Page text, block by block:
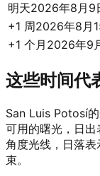
明天2026年8月9
+1 周2026年8月
+1 个月 2026年9
这些时间代
San Luis Potosí
可用的曙光，日
角度光线，日落
束。